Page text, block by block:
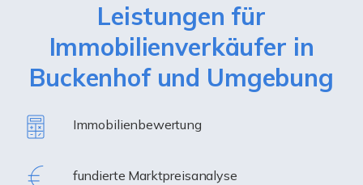
Leistungen für
Immobilienverkäufer in
Buckenhof und Umgebung
Immobilienbewertung
fundierte Marktpreisanalyse